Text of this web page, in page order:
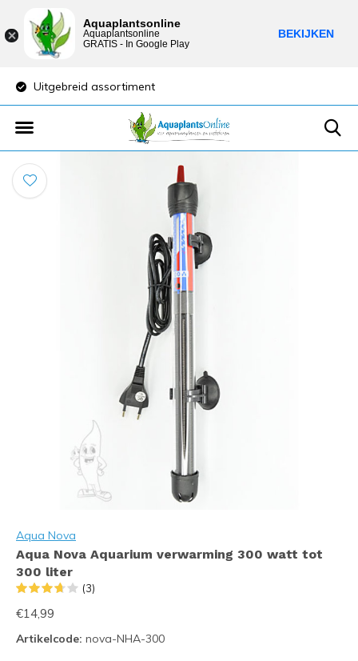
Uitgebreid assortiment
Aqua Nova
Aqua Nova Aquarium verwarming 300 watt tot
300 liter
(3)
€14,99
Artikelcode: nova-NHA-300
Aquaplantsonline
Aquaplantsonline
GRATIS - In Google Play
BEKIJKEN